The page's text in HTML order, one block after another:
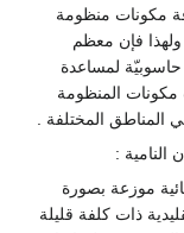
مكونات منظومة
ولهذا فإن معظم
حاسوبيّة لمساعدة
المنظومة
المناطق المختلفة .
النامية :
موزعة بصورة
ذات كلفة قليلة